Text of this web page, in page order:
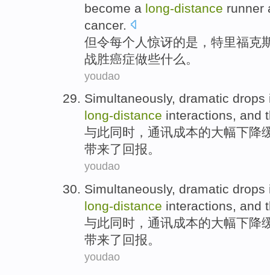
become a long-distance runner
cancer.
但令每个 人惊讶的是， 特里福克
战胜癌症做些什么。
youdao
Simultaneously, dramatic drops
long-distance interactions, and
与此同时 ， 通讯成本的大幅下降
带来了回报。
youdao
Simultaneously, dramatic drops
long-distance interactions, and
与此同时 ， 通讯成本的大幅下降
带来了回报。
youdao